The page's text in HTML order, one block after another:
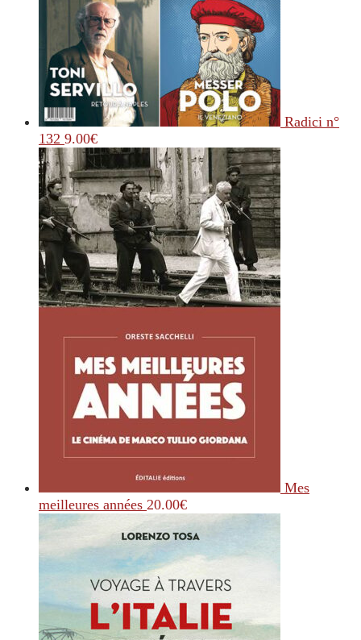
Radici n°
132 9.00€
Mes
meilleures années 20.00€